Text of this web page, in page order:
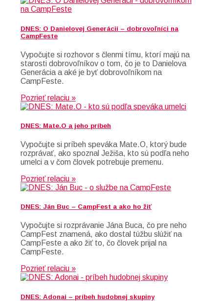
DNES: O Danielovej Generácii – dobrovoľníci na
CampFeste
Vypočujte si rozhovor s členmi tímu, ktorí majú na
starosti dobrovoľníkov o tom, čo je to Danielova
Generácia a aké je byť dobrovoľníkom na
CampFeste.
Pozrieť relaciu »
DNES: Mate.O a jeho príbeh
Vypočujte si príbeh speváka Mate.O, ktorý bude
rozprávať, ako spoznal Ježiša, kto sú podľa neho
umelci a v čom človek potrebuje premenu.
Pozrieť relaciu »
DNES: Ján Buc – CampFest a ako ho žiť
Vypočujte si rozprávanie Jána Buca, čo pre neho
CampFest znamená, ako dostal túžbu slúžiť na
CampFeste a ako žiť to, čo človek prijal na
CampFeste.
Pozrieť relaciu »
DNES: Adonai – príbeh hudobnej skupiny